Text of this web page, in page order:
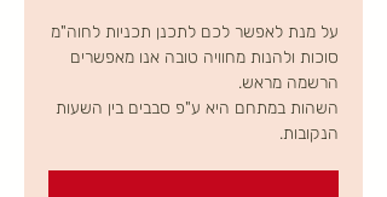
על מנת לאפשר לכם לתכנן תכניות לחוה"מ
סוכות ולהנות מחוויה טובה אנו מאפשרים
השהות במתחם היא ע"פ סבבים בין השעות
הנקובות.